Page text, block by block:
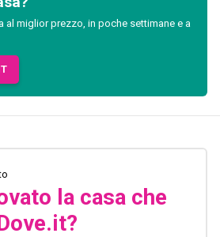
al miglior prezzo, in poche settimane e a
la casa che